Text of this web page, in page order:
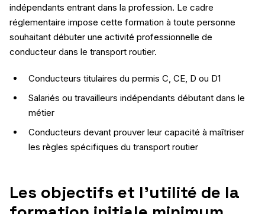
indépendants entrant dans la profession. Le cadre
réglementaire impose cette formation à toute personne
souhaitant débuter une activité professionnelle de
conducteur dans le transport routier.
Conducteurs titulaires du permis C, CE, D ou D1
Salariés ou travailleurs indépendants débutant dans le
métier
Conducteurs devant prouver leur capacité à maîtriser
les règles spécifiques du transport routier
Les objectifs et l’utilité de la